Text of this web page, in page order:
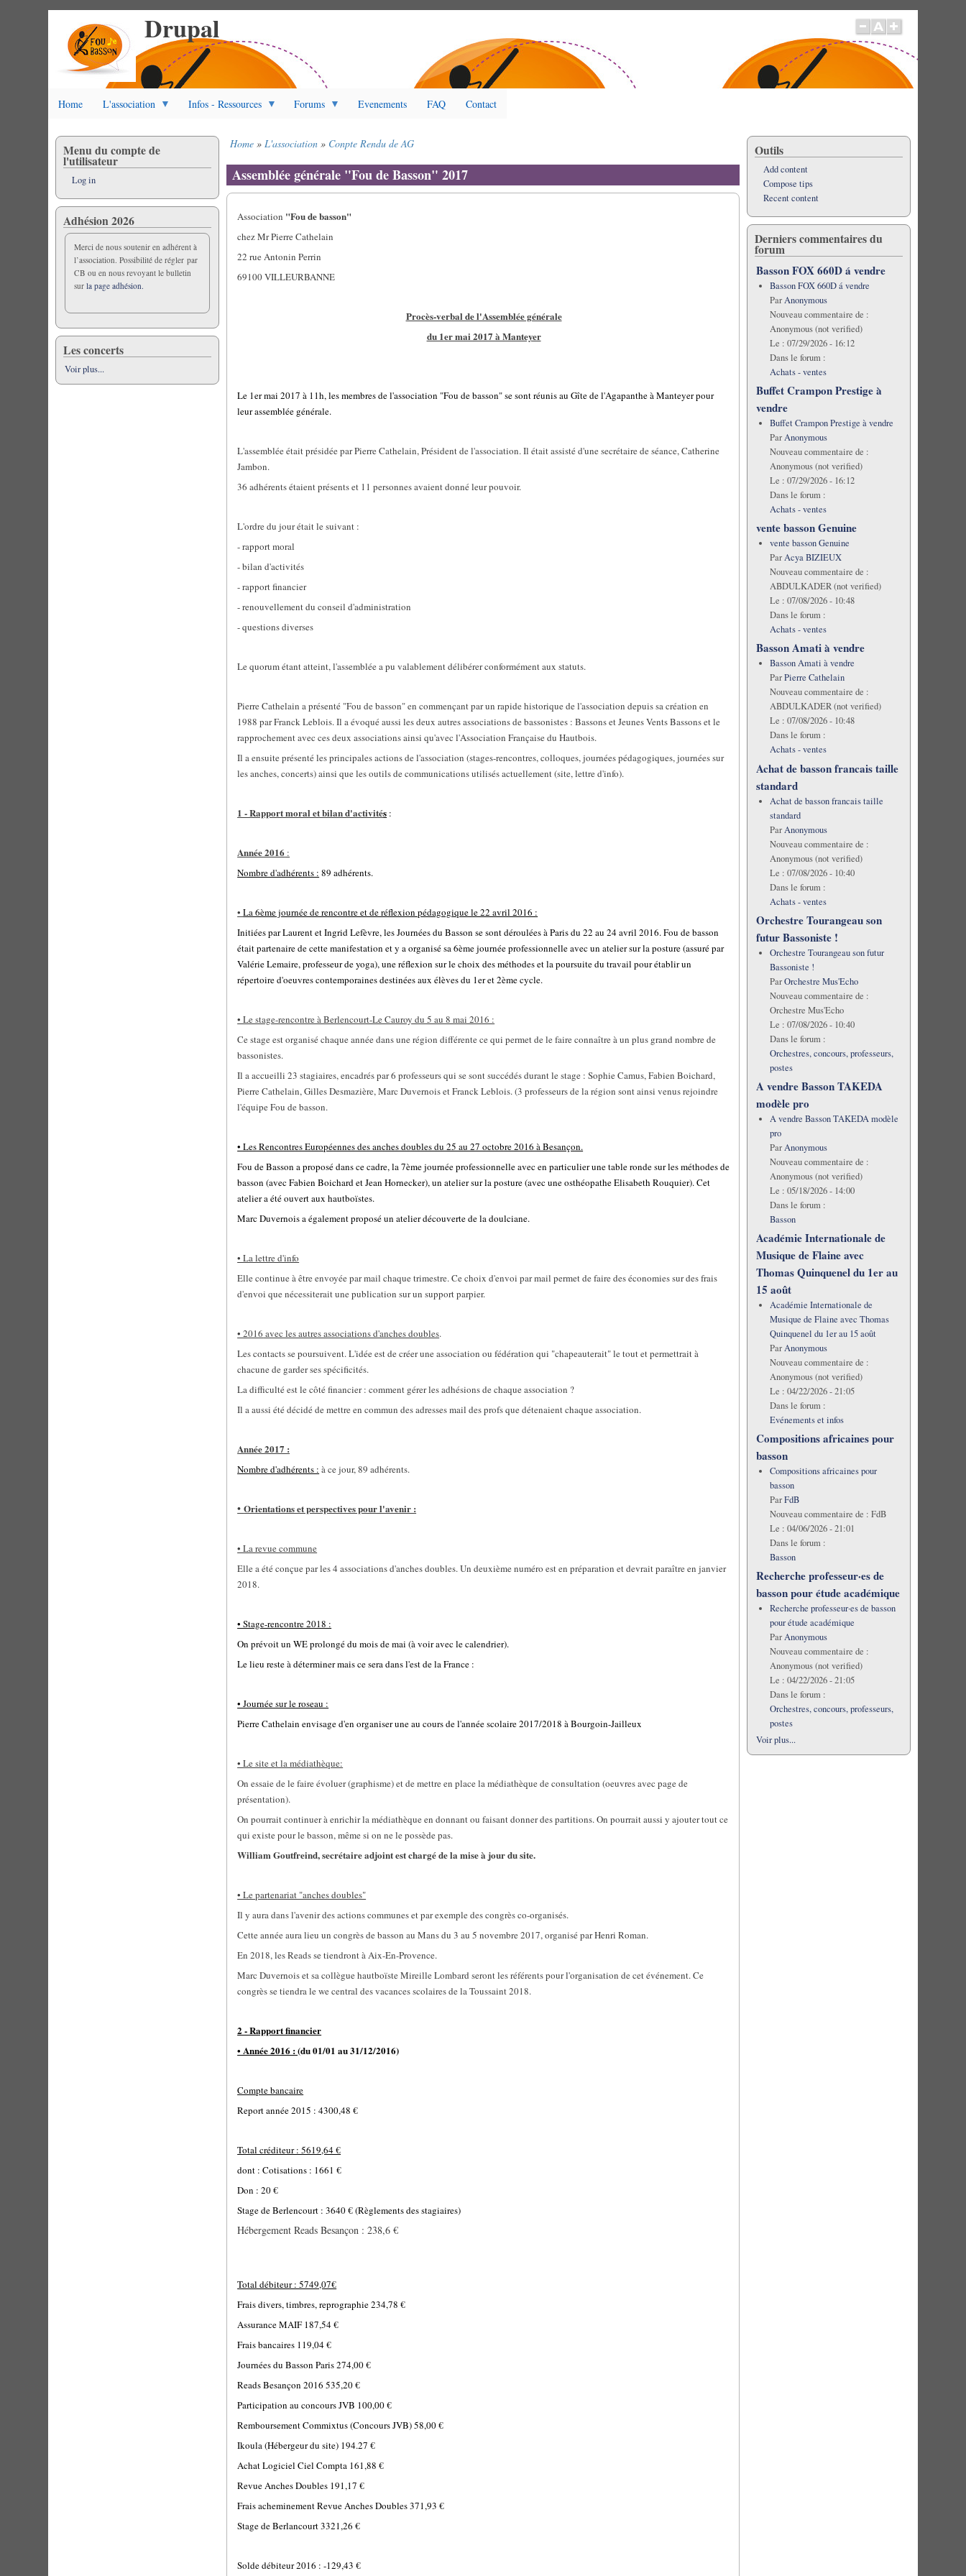
Drupal
Home L'association Infos - Ressources Forums Evenements FAQ Contact
Home L'association Conpte Rendu de AG
Assemblée générale "Fou de Basson" 2017
Association "Fou de basson"
chez Mr Pierre Cathelain
22 rue Antonin Perrin
69100 VILLEURBANNE
Procès-verbal de l'Assemblée générale
du 1er mai 2017 à Manteyer
Le 1er mai 2017 à 11h, les membres de l'association "Fou de basson" se sont réunis au Gîte de l'Agapanthe à Manteyer pour
leur assemblée générale.
L'assemblée était présidée par Pierre Cathelain, Président de l'association. Il était assisté d'une secrétaire de séance, Catherine
Jambon.
36 adhérents étaient présents et 11 personnes avaient donné leur pouvoir.
L'ordre du jour était le suivant :
- rapport moral
- bilan d'activités
- rapport financier
- renouvellement du conseil d'administration
- questions diverses
Le quorum étant atteint, l'assemblée a pu valablement délibérer conformément aux statuts.
Pierre Cathelain a présenté "Fou de basson" en commençant par un rapide historique de l'association depuis sa création en
1988 par Franck Leblois. Il a évoqué aussi les deux autres associations de bassonistes : Bassons et Jeunes Vents Bassons et le
rapprochement avec ces deux associations ainsi qu'avec l'Association Française du Hautbois.
Il a ensuite présenté les principales actions de l'association (stages-rencontres, colloques, journées pédagogiques, journées sur
les anches, concerts) ainsi que les outils de communications utilisés actuellement (site, lettre d'info).
1 - Rapport moral et bilan d'activités :
Année 2016 :
Nombre d'adhérents : 89 adhérents.
•La 6ème journée de rencontre et de réflexion pédagogique le 22 avril 2016 :
Initiées par Laurent et Ingrid Lefèvre, les Journées du Basson se sont déroulées à Paris du 22 au 24 avril 2016.Fou de basson
était partenaire de cette manifestation et y a organisé sa 6ème journée professionnelle avec un atelier sur la posture (assuré par
Valérie Lemaire, professeur de yoga), une réflexion sur le choix des méthodes et la poursuite du travail pour établir un
répertoire d'oeuvres contemporaines destinées aux élèves du 1er et 2ème cycle.
• Le stage-rencontre à Berlencourt-Le Cauroy du 5 au 8 mai 2016 :
Ce stage est organisé chaque année dans une région différente ce qui permet de le faire connaître à un plus grand nombre de
bassonistes.
Il a accueilli 23 stagiaires, encadrés par 6 professeurs qui se sont succédés durant le stage : Sophie Camus, Fabien Boichard,
Pierre Cathelain, Gilles Desmazière, Marc Duvernois et Franck Leblois. (3 professeurs de la région sont ainsi venus rejoindre
l'équipe Fou de basson.
• Les Rencontres Européennes des anches doubles du 25 au 27 octobre 2016 à Besançon.
Fou de Basson a proposé dans ce cadre, la 7ème journée professionnelle avec en particulier une table ronde sur les méthodes de
basson (avec Fabien Boichard et Jean Hornecker), un atelier sur la posture (avec une osthéopathe Elisabeth Rouquier). Cet
atelier a été ouvert aux hautboïstes.
Marc Duvernois a également proposé un atelier découverte de la doulciane.
• La lettre d'info
Elle continue à être envoyée par mail chaque trimestre. Ce choix d'envoi par mail permet de faire des économies sur des frais
d'envoi que nécessiterait une publication sur un support parpier.
• 2016 avec les autres associations d'anches doubles.
Les contacts se poursuivent. L'idée est de créer une association ou fédération qui "chapeauterait" le tout et permettrait à
chacune de garder ses spécificités.
La difficulté est le côté financier : comment gérer les adhésions de chaque association ?
Il a aussi été décidé de mettre en commun des adresses mail des profs que détenaient chaque association.
Année 2017 :
Nombre d'adhérents : à ce jour, 89 adhérents.
•Orientations et perspectives pour l'avenir :
• La revue commune
Elle a été conçue par les 4 associations d'anches doubles. Un deuxième numéro est en préparation et devrait paraître en janvier
2018.
• Stage-rencontre 2018 :
On prévoit un WE prolongé du mois de mai (à voir avec le calendrier).
Le lieu reste à déterminer mais ce sera dans l'est de la France :
• Journée sur le roseau :
Pierre Cathelain envisage d'en organiser une au cours de l'année scolaire 2017/2018 à Bourgoin-Jailleux
• Le site et la médiathèque:
On essaie de le faire évoluer (graphisme) et de mettre en place la médiathèque de consultation (oeuvres avec page de
présentation).
On pourrait continuer à enrichir la médiathèque en donnant ou faisant donner des partitions. On pourrait aussi y ajouter tout ce
qui existe pour le basson, même si on ne le possède pas.
William Goutfreind, secrétaire adjoint est chargé de la mise à jour du site.
• Le partenariat "anches doubles"
Il y aura dans l'avenir des actions communes et par exemple des congrès co-organisés.
Cette année aura lieu un congrès de basson au Mans du 3 au 5 novembre 2017, organisé par Henri Roman.
En 2018, les Reads se tiendront à Aix-En-Provence.
Marc Duvernois et sa collègue hautboïste Mireille Lombard seront les référents pour l'organisation de cet événement. Ce
congrès se tiendra le we central des vacances scolaires de la Toussaint 2018.
2 - Rapport financier
• Année 2016 :(du 01/01 au 31/12/2016)
Compte bancaire
Report année 2015 : 4300,48 €
Total créditeur : 5619,64 €
dont : Cotisations : 1661 €
Don : 20 €
Stage de Berlencourt : 3640 € (Règlements des stagiaires)
Hébergement Reads Besançon : 238,6 €
Total débiteur : 5749,07€
Frais divers, timbres, reprographie 234,78 €
Assurance MAIF 187,54 €
Frais bancaires 119,04 €
Journées du Basson Paris 274,00 €
Reads Besançon 2016 535,20 €
Participation au concours JVB 100,00 €
Remboursement Commixtus (Concours JVB) 58,00 €
Ikoula (Hébergeur du site) 194.27 €
Achat Logiciel Ciel Compta 161,88 €
Revue Anches Doubles 191,17 €
Frais acheminement Revue Anches Doubles 371,93 €
Stage de Berlancourt 3321,26 €
Solde débiteur 2016 : -129,43 €
Menu du compte de
l'utilisateur
Log in
Adhésion 2026
Merci de nous soutenir en adhérent à
l’association. Possibilité de régler par
CB ou en nous revoyant le bulletin
surla page adhésion.
Les concerts
Voir plus...
Outils
Add content
Compose tips
Recent content
Derniers commentaires du
forum
Basson FOX 660D á vendre
Basson FOX 660D á vendre
ParAnonymous
Nouveau commentaire de :
Anonymous (not verified)
Le : 07/29/2026 - 16:12
Dans le forum :
Achats - ventes
Buffet Crampon Prestige à
vendre
Buffet Crampon Prestige à vendre
ParAnonymous
Nouveau commentaire de :
Anonymous (not verified)
Le : 07/29/2026 - 16:12
Dans le forum :
Achats - ventes
vente basson Genuine
vente basson Genuine
ParAcya BIZIEUX
Nouveau commentaire de :
ABDULKADER (not verified)
Le : 07/08/2026 - 10:48
Dans le forum :
Achats - ventes
Basson Amati à vendre
Basson Amati à vendre
ParPierre Cathelain
Nouveau commentaire de :
ABDULKADER (not verified)
Le : 07/08/2026 - 10:48
Dans le forum :
Achats - ventes
Achat de basson francais taille
standard
Achat de basson francais taille
standard
ParAnonymous
Nouveau commentaire de :
Anonymous (not verified)
Le : 07/08/2026 - 10:40
Dans le forum :
Achats - ventes
Orchestre Tourangeau son
futur Bassoniste !
Orchestre Tourangeau son futur
Bassoniste !
ParOrchestre Mus'Echo
Nouveau commentaire de :
Orchestre Mus'Echo
Le : 07/08/2026 - 10:40
Dans le forum :
Orchestres, concours, professeurs,
postes
A vendre Basson TAKEDA
modèle pro
A vendre Basson TAKEDA modèle
pro
ParAnonymous
Nouveau commentaire de :
Anonymous (not verified)
Le : 05/18/2026 - 14:00
Dans le forum :
Basson
Académie Internationale de
Musique de Flaine avec
Thomas Quinquenel du 1er au
15 août
Académie Internationale de
Musique de Flaine avec Thomas
Quinquenel du 1er au 15 août
ParAnonymous
Nouveau commentaire de :
Anonymous (not verified)
Le : 04/22/2026 - 21:05
Dans le forum :
Evénements et infos
Compositions africaines pour
basson
Compositions africaines pour
basson
ParFdB
Nouveau commentaire de : FdB
Le : 04/06/2026 - 21:01
Dans le forum :
Basson
Recherche professeur·es de
basson pour étude académique
Recherche professeur·es de basson
pour étude académique
ParAnonymous
Nouveau commentaire de :
Anonymous (not verified)
Le : 04/22/2026 - 21:05
Dans le forum :
Orchestres, concours, professeurs,
postes
Voir plus...